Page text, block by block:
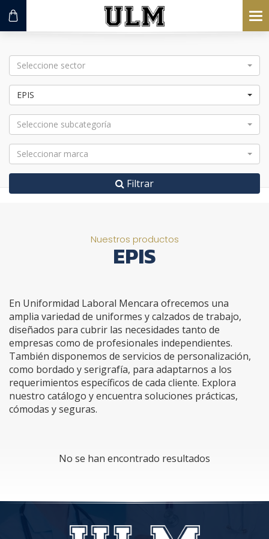
Seleccione sector
EPIS
Seleccione subcategoría
Seleccionar marca
Filtrar
Nuestros productos
EPIS
En Uniformidad Laboral Mencara ofrecemos una
amplia variedad de uniformes y calzados de trabajo,
diseñados para cubrir las necesidades tanto de
empresas como de profesionales independientes.
También disponemos de servicios de personalización,
como bordado y serigrafía, para adaptarnos a los
requerimientos específicos de cada cliente. Explora
nuestro catálogo y encuentra soluciones prácticas,
cómodas y seguras.
No se han encontrado resultados